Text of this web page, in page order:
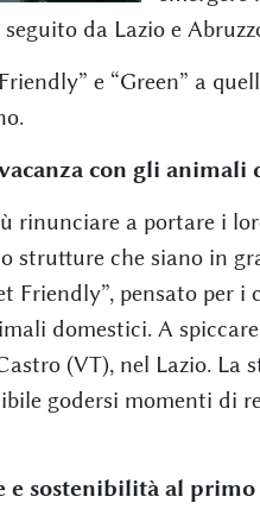
da Lazio e
e “Green” a
con gli animali
rinunciare a portare i
strutture che siano in
Friendly”, pensato per
domestici. A
(VT), nel Lazio. La
godersi momenti di
e sostenibilità al primo